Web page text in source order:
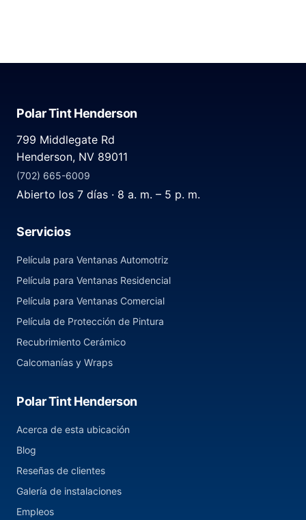
Polar Tint Henderson
799 Middlegate Rd
Henderson, NV 89011
(702) 665-6009
Abierto los 7 días · 8 a. m. – 5 p. m.
Servicios
Película para Ventanas Automotriz
Película para Ventanas Residencial
Película para Ventanas Comercial
Película de Protección de Pintura
Recubrimiento Cerámico
Calcomanías y Wraps
Polar Tint Henderson
Acerca de esta ubicación
Blog
Reseñas de clientes
Galería de instalaciones
Empleos